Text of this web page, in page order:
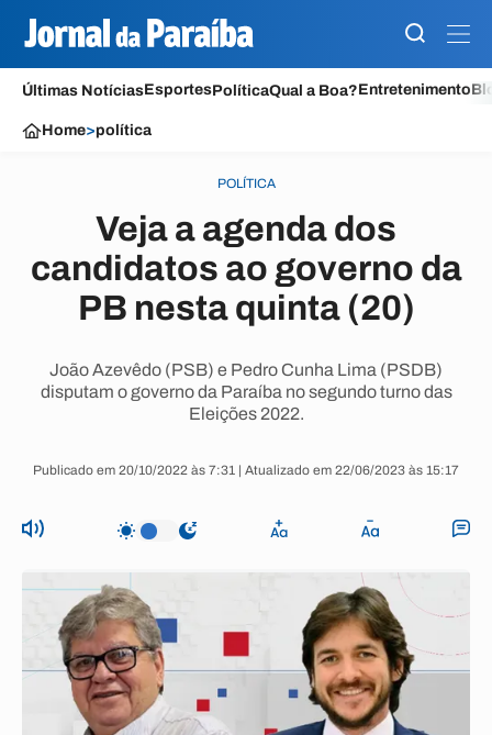
Últimas NotíciasEsportesPolíticaQual a Boa?Entretenimento
Home>política
POLÍTICA
Veja a agenda dos
candidatos ao governo da
PB nesta quinta (20)
João Azevêdo (PSB) e Pedro Cunha Lima (PSDB)
disputam o governo da Paraíba no segundo turno das
Eleições 2022.
Publicado em 20/10/2022 às 7:31 | Atualizado em 22/06/2023 às 15:17